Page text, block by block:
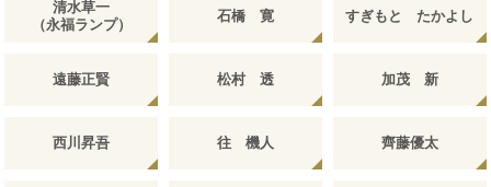
清水草一
（永福ランプ）
石橋 寛 すぎもと たかよし
遠藤正賢 松村 透 加茂 新
西川昇吾 往 機人 齊藤優太